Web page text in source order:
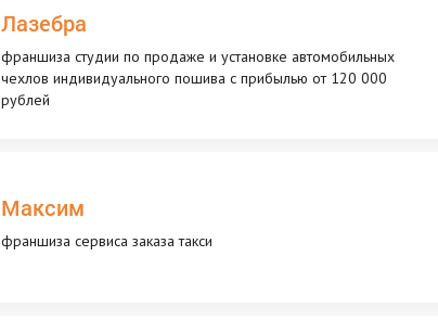
Лазебра
франшиза студии по продаже и установке автомобильных
чехлов индивидуального пошива с прибылью от 120 000
рублей
Максим
франшиза сервиса заказа такси